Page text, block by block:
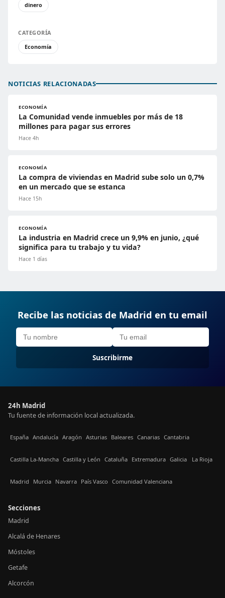
dinero
CATEGORÍA
Economía
NOTICIAS RELACIONADAS
ECONOMÍA
La Comunidad vende inmuebles por más de 18
millones para pagar sus errores
Hace 4h
ECONOMÍA
La compra de viviendas en Madrid sube solo un 0,7%
en un mercado que se estanca
Hace 15h
ECONOMÍA
La industria en Madrid crece un 9,9% en junio, ¿qué
significa para tu trabajo y tu vida?
Hace 1 días
Recibe las noticias de Madrid en tu email
Suscribirme
24h Madrid
Tu fuente de información local actualizada.
España Andalucía Aragón Asturias Baleares Canarias Cantabria
Castilla La-Mancha Castilla y León Cataluña Extremadura Galicia La Rioja
Madrid Murcia Navarra País Vasco Comunidad Valenciana
Secciones
Madrid
Alcalá de Henares
Móstoles
Getafe
Alcorcón